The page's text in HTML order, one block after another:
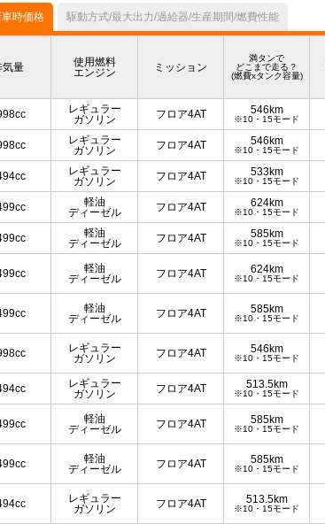
時価格 駆動方式/最大出力/過給器/生産期間/燃費性能
気量
使用燃料
エンジン
ミッション
満タンで
どこまで走る？
(燃費xタンク容量)
レギュラー
ガソリン
フロア4AT 546km
※10・15モード
レギュラー
ガソリン
フロア4AT 546km
※10・15モード
レギュラー
ガソリン
フロア4AT 533km
※10・15モード
軽油
ディーゼル
フロア4AT 624km
※10・15モード
軽油
ディーゼル
フロア4AT 585km
※10・15モード
軽油
ディーゼル
フロア4AT 624km
※10・15モード
軽油
ディーゼル
フロア4AT 585km
※10・15モード
レギュラー
ガソリン
フロア4AT 546km
※10・15モード
レギュラー
ガソリン
フロア4AT 513.5km
※10・15モード
軽油
ディーゼル
フロア4AT 585km
※10・15モード
軽油
ディーゼル
フロア4AT 585km
※10・15モード
レギュラー
ガソリン
フロア4AT 513.5km
※10・15モード